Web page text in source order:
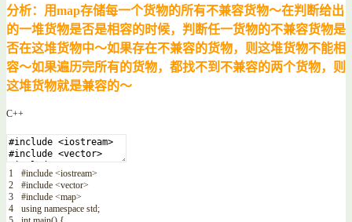
分析：用map存储每一个货物的所有不兼容货物～在判断给出
的一堆货物是否是相容的时候，判断任一货物的不兼容货物是
否在这堆货物中～如果存在不兼容的货物，则这堆货物不能相
容～如果遍历完所有的货物，都找不到不兼容的两个货物，则
这堆货物就是兼容的～
C++
1
2
3
4
#include <iostream>
#include <vector>
#include <map>
using namespace std;